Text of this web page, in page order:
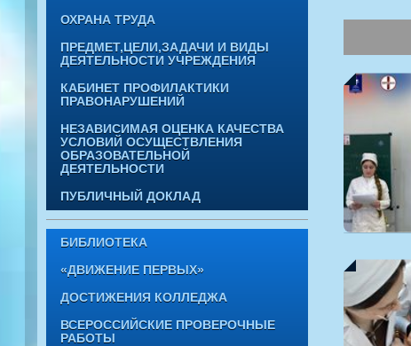
ОХРАНА ТРУДА
ПРЕДМЕТ,ЦЕЛИ,ЗАДАЧИ И ВИДЫ
ДЕЯТЕЛЬНОСТИ УЧРЕЖДЕНИЯ
КАБИНЕТ ПРОФИЛАКТИКИ
ПРАВОНАРУШЕНИЙ
НЕЗАВИСИМАЯ ОЦЕНКА КАЧЕСТВА
УСЛОВИЙ ОСУЩЕСТВЛЕНИЯ
ОБРАЗОВАТЕЛЬНОЙ
ДЕЯТЕЛЬНОСТИ
ПУБЛИЧНЫЙ ДОКЛАД
БИБЛИОТЕКА
«ДВИЖЕНИЕ ПЕРВЫХ»
ДОСТИЖЕНИЯ КОЛЛЕДЖА
ВСЕРОССИЙСКИЕ ПРОВЕРОЧНЫЕ
РАБОТЫ